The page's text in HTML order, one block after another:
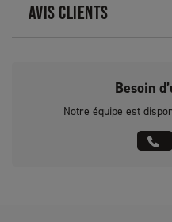
AVIS CLIENTS
Besoin
Notre équipe est